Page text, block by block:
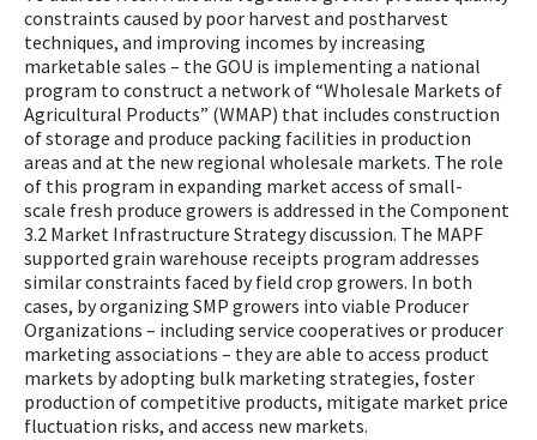
constraints caused by poor harvest and postharvest
techniques, and improving incomes by increasing
marketable sales – the GOU is implementing a national
program to construct a network of “Wholesale Markets of
Agricultural Products” (WMAP) that includes construction
of storage and produce packing facilities in production
areas and at the new regional wholesale markets. The role
of this program in expanding market access of small-
scale fresh produce growers is addressed in the Component
3.2 Market Infrastructure Strategy discussion. The MAPF
supported grain warehouse receipts program addresses
similar constraints faced by field crop growers. In both
cases, by organizing SMP growers into viable Producer
Organizations – including service cooperatives or producer
marketing associations – they are able to access product
markets by adopting bulk marketing strategies, foster
production of competitive products, mitigate market price
fluctuation risks, and access new markets.